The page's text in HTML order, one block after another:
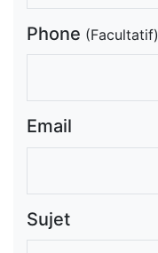
Phone (Facultatif)
Email
Sujet